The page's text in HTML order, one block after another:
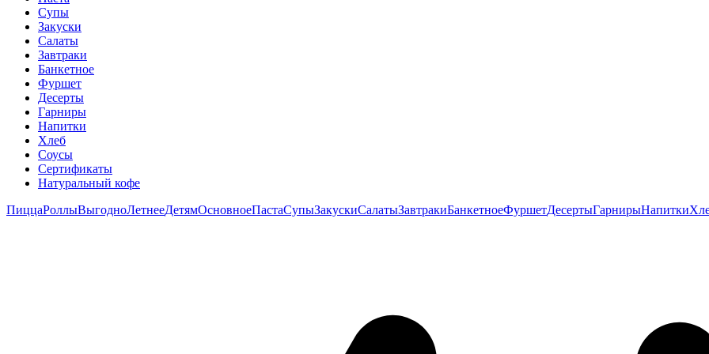
Супы
Закуски
Салаты
Завтраки
Банкетное
Фуршет
Десерты
Гарниры
Напитки
Хлеб
Соусы
Сертификаты
Натуральный кофе
ПиццаРоллыВыгодноЛетнееДетямОсновноеПастаСупыЗакускиСалатыЗавтракиБанкетноеФуршетДесертыГарнирыНапитки